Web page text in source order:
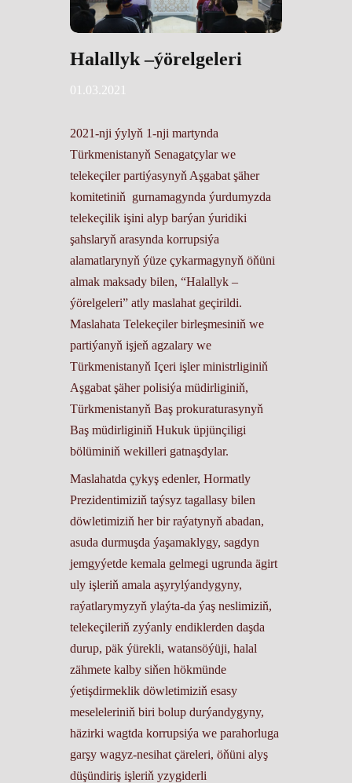
Halallyk –ýörelgeleri
01.03.2021
2021-nji ýylyň 1-nji martynda
Türkmenistanyň Senagatçylar we
telekeçiler partiýasynyň Aşgabat şäher
komitetiniň gurnamagynda ýurdumyzda
telekeçilik işini alyp barýan ýuridiki
şahslaryň arasynda korrupsiýa
alamatlarynyň ýüze çykarmagynyň öňüni
almak maksady bilen, “Halallyk –
ýörelgeleri” atly maslahat geçirildi.
Maslahata Telekeçiler birleşmesiniň we
partiýanyň işjeň agzalary we
Türkmenistanyň Içeri işler ministrliginiň
Aşgabat şäher polisiýa müdirliginiň,
Türkmenistanyň Baş prokuraturasynyň
Baş müdirliginiň Hukuk üpjünçiligi
bölüminiň wekilleri gatnaşdylar.
Maslahatda çykyş edenler, Hormatly
Prezidentimiziň taýsyz tagallasy bilen
döwletimiziň her bir raýatynyň abadan,
asuda durmuşda ýaşamaklygy, sagdyn
jemgyýetde kemala gelmegi ugrunda ägirt
uly işleriň amala aşyrylýandygyny,
raýatlarymyzyň ylaýta-da ýaş neslimiziň,
telekeçileriň zyýanly endiklerden daşda
durup, päk ýürekli, watansöýüji, halal
zähmete kalby siňen hökmünde
ýetişdirmeklik döwletimiziň esasy
meseleleriniň biri bolup durýandygyny,
häzirki wagtda korrupsiýa we parahorluga
garşy wagyz-nesihat çäreleri, öňüni alyş
düşündiriş işleriň yzygiderli